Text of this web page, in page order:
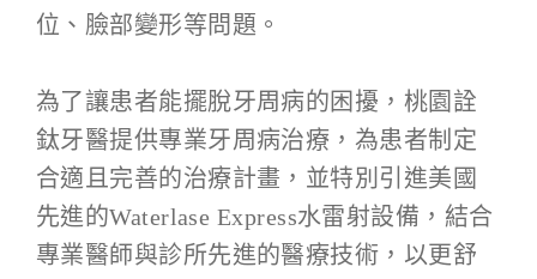
位、臉部變形等問題。
為了讓患者能擺脫牙周病的困擾，桃園詮
鈦牙醫提供專業牙周病治療，為患者制定
合適且完善的治療計畫，並特別引進美國
先進的Waterlase Express水雷射設備，結合
專業醫師與診所先進的醫療技術，以更舒